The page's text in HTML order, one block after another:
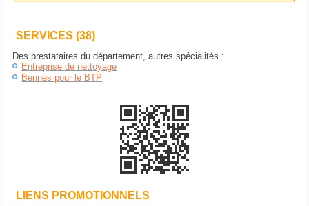
SERVICES (38)
Des prestataires du département, autres spécialités :
Entreprise de nettoyage
Bennes pour le BTP
LIENS PROMOTIONNELS